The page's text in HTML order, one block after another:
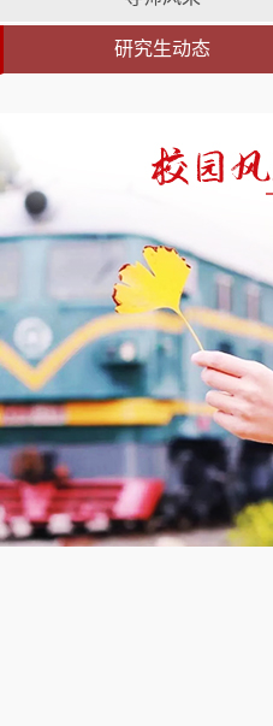
研究生动态